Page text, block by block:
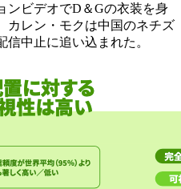
ンビデオでD＆Gの衣装を身
カレン・モクは中国のネチズ
中止に追い込まれた。